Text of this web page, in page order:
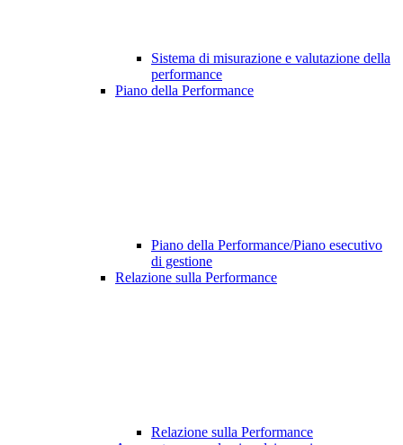
Sistema di misurazione e valutazione della
performance
Piano della Performance
Piano della Performance/Piano esecutivo
di gestione
Relazione sulla Performance
Relazione sulla Performance